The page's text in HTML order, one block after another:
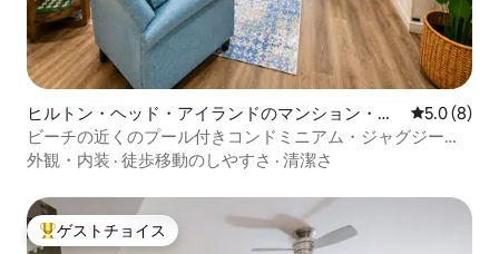
ヒルトン・ヘッド・アイランドのマンション・ア
パート
レビュー8
5.0 (8)
ビーチの近くのプール付きコンドミニアム・ジャグジー・
ピックルボール
外観・内装 · 徒歩移動のしやすさ · 清潔さ
大好評のゲストチョイスです。
ゲストチョイス